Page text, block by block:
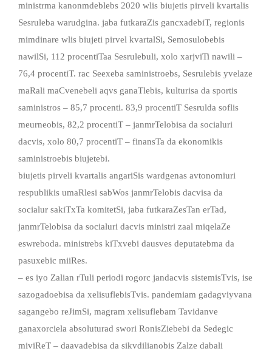
ministrma kanonmdeblebs 2020 wlis biujetis pirveli kvartalis
Sesruleba warudgina. jaba futkaraZis gancxadebiT, regionis
mimdinare wlis biujeti pirvel kvartalSi, Semosulobebis
nawilSi, 112 procentiTaa Sesrulebuli, xolo xarjviTi nawili –
76,4 procentiT. rac Seexeba saministroebs, Sesrulebis yvelaze
maRali maCvenebeli aqvs ganaTlebis, kulturisa da sportis
saministros – 85,7 procenti. 83,9 procentiT Sesrulda soflis
meurneobis, 82,2 procentiT – janmrTelobisa da socialuri
dacvis, xolo 80,7 procentiT – finansTa da ekonomikis
saministroebis biujetebi.
biujetis pirveli kvartalis angariSis wardgenas avtonomiuri
respublikis umaRlesi sabWos janmrTelobis dacvisa da
socialur sakiTxTa komitetSi, jaba futkaraZesTan erTad,
janmrTelobisa da socialuri dacvis ministri zaal miqelaZe
eswreboda. ministrebs kiTxvebi dausves deputatebma da
pasuxebic miiRes.
– es iyo Zalian rTuli periodi rogorc jandacvis sistemisTvis, ise
sazogadoebisa da xelisuflebisTvis. pandemiam gadagviyvana
sagangebo reJimSi, magram xelisuflebam Tavidanve
ganaxorciela absoluturad swori RonisZiebebi da Sedegic
miviReT – daavadebisa da sikvdilianobis Zalze dabali